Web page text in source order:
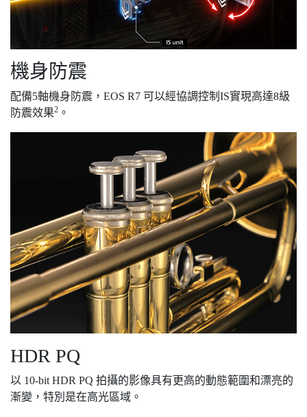
機身防震
配備5軸機身防震，EOS R7 可以經協調控制IS實現高達8級
防震效果2 。
HDR PQ
以 10-bit HDR PQ 拍攝的影像具有更高的動態範圍和漂亮的
漸變，特別是在高光區域。